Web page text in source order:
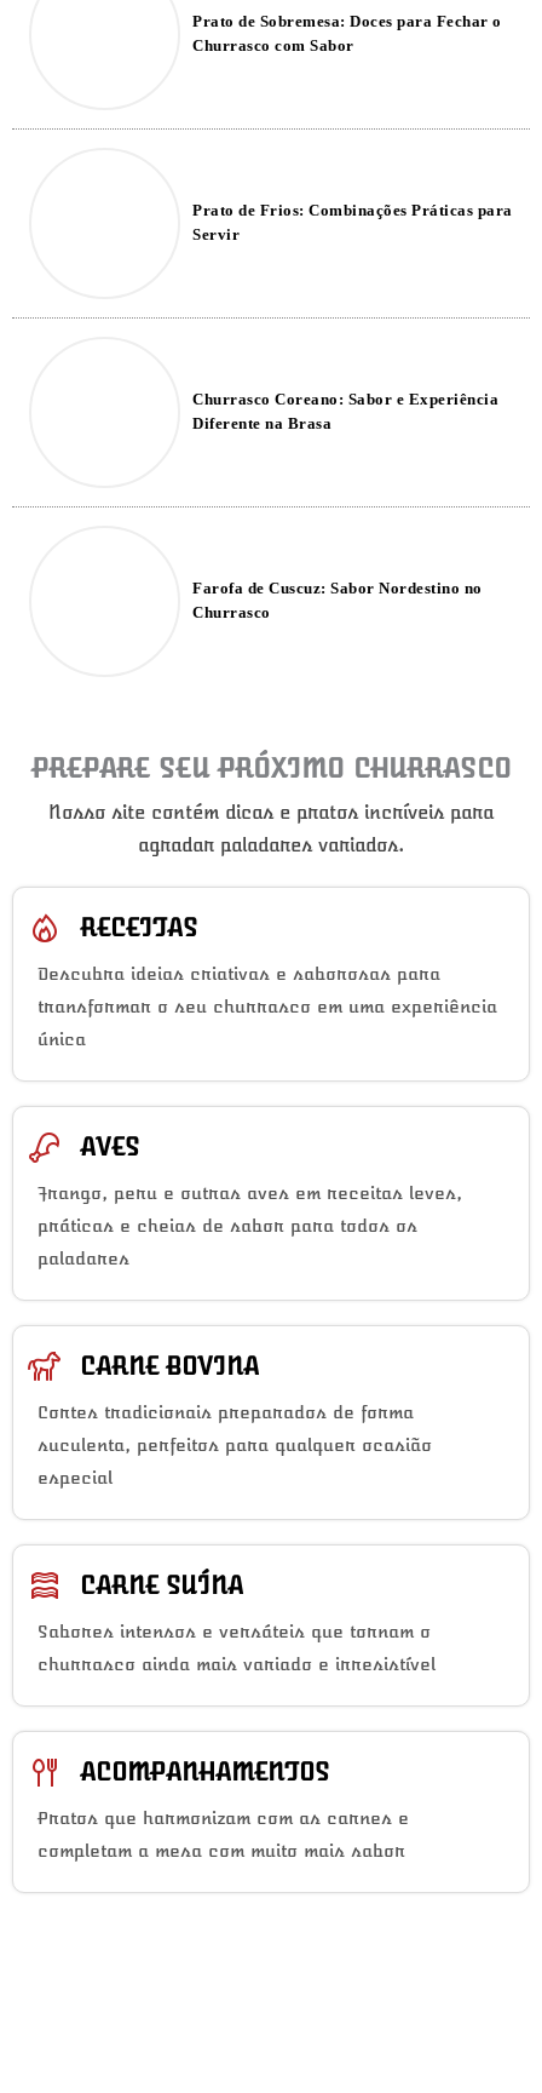
Prato de Sobremesa: Doces para Fechar o
Churrasco com Sabor
Prato de Frios: Combinações Práticas para
Servir
Churrasco Coreano: Sabor e Experiência
Diferente na Brasa
Farofa de Cuscuz: Sabor Nordestino no
Churrasco
PREPARE SEU PRÓXIMO CHURRASCO
Nosso site contém dicas e pratos incríveis para
agradar paladares variados.
RECEITAS
Descubra ideias criativas e saborosas para
transformar o seu churrasco em uma experiência
única
AVES
Frango, peru e outras aves em receitas leves,
práticas e cheias de sabor para todos os
paladares
CARNE BOVINA
Cortes tradicionais preparados de forma
suculenta, perfeitos para qualquer ocasião
especial
CARNE SUÍNA
Sabores intensos e versáteis que tornam o
churrasco ainda mais variado e irresistível
ACOMPANHAMENTOS
Pratos que harmonizam com as carnes e
completam a mesa com muito mais sabor